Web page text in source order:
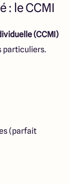
: le CCMI
(CCMI)
particuliers.
(parfait